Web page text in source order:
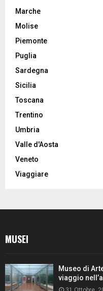
Marche
Molise
Piemonte
Puglia
Sardegna
Sicilia
Toscana
Trentino
Umbria
Valle d'Aosta
Veneto
Viaggiare
MUSEI
Museo di
viaggio